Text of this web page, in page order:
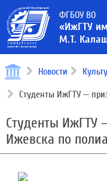
ФГБОУ ВО
«ИжГТУ
М.Т.
Новости
Студенты ИжГТУ —
Студенты ИжГТУ
Ижевска по